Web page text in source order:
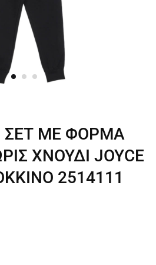
ΜΕ ΦΟΡΜΑ
ΧΝΟΥΔΙ JOYCE
2514111